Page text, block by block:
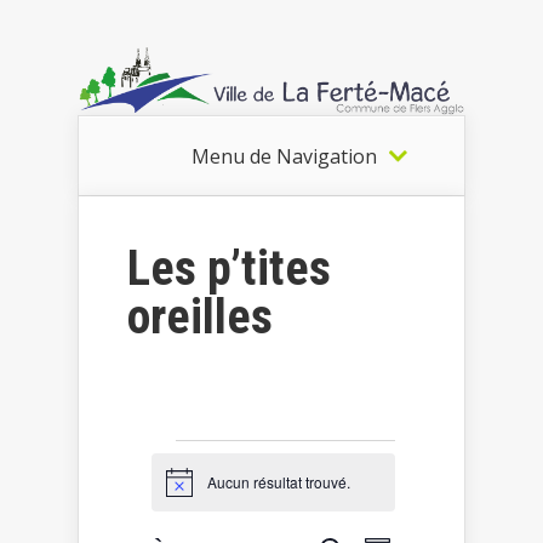
Menu de Navigation
Les p’tites
oreilles
Évènements
Notice Aucun résultat trouvé.